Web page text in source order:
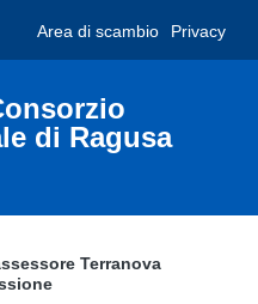
Area di scambio Privacy
di Ragusa
Terranova